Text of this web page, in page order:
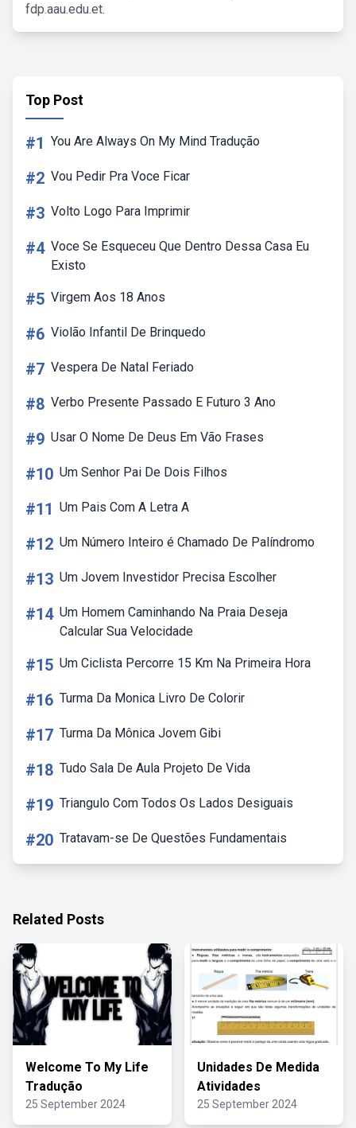
fdp.aau.edu.et.
Top Post
#1 You Are Always On My Mind Tradução
#2 Vou Pedir Pra Voce Ficar
#3 Volto Logo Para Imprimir
#4 Voce Se Esqueceu Que Dentro Dessa Casa Eu
Existo
#5 Virgem Aos 18 Anos
#6 Violão Infantil De Brinquedo
#7 Vespera De Natal Feriado
#8 Verbo Presente Passado E Futuro 3 Ano
#9 Usar O Nome De Deus Em Vão Frases
#10 Um Senhor Pai De Dois Filhos
#11 Um Pais Com A Letra A
#12 Um Número Inteiro é Chamado De Palíndromo
#13 Um Jovem Investidor Precisa Escolher
#14 Um Homem Caminhando Na Praia Deseja
Calcular Sua Velocidade
#15 Um Ciclista Percorre 15 Km Na Primeira Hora
#16 Turma Da Monica Livro De Colorir
#17 Turma Da Mônica Jovem Gibi
#18 Tudo Sala De Aula Projeto De Vida
#19 Triangulo Com Todos Os Lados Desiguais
#20 Tratavam-se De Questões Fundamentais
Related Posts
Welcome To My Life
Tradução
25 September 2024
Unidades De Medida
Atividades
25 September 2024